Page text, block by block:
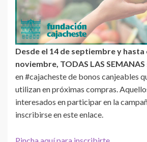
Desde el 14 de septiembre y
noviembre, TODAS LAS
en #cajacheste de bonos canjeables
utilizan en próximas compras.
interesados en participar en la
inscribirse en este enlace.